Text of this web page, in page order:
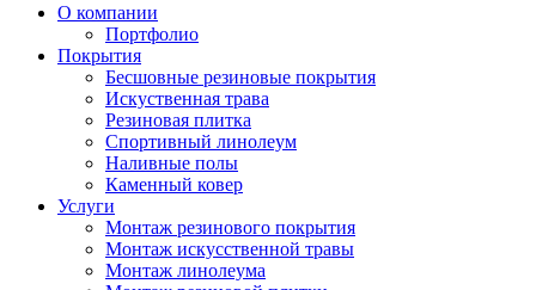
О компании
Портфолио
Покрытия
Бесшовные резиновые покрытия
Искуственная трава
Резиновая плитка
Спортивный линолеум
Наливные полы
Каменный ковер
Услуги
Монтаж резинового покрытия
Монтаж искусственной травы
Монтаж линолеума